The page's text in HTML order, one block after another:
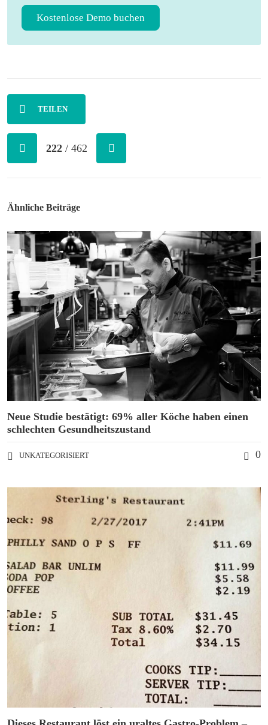
Kostenlose Demo buchen
TEILEN
222 / 462
Ähnliche Beiträge
Neue Studie bestätigt: 69% aller Köche haben einen
schlechten Gesundheitszustand
UNKATEGORISIERT 0